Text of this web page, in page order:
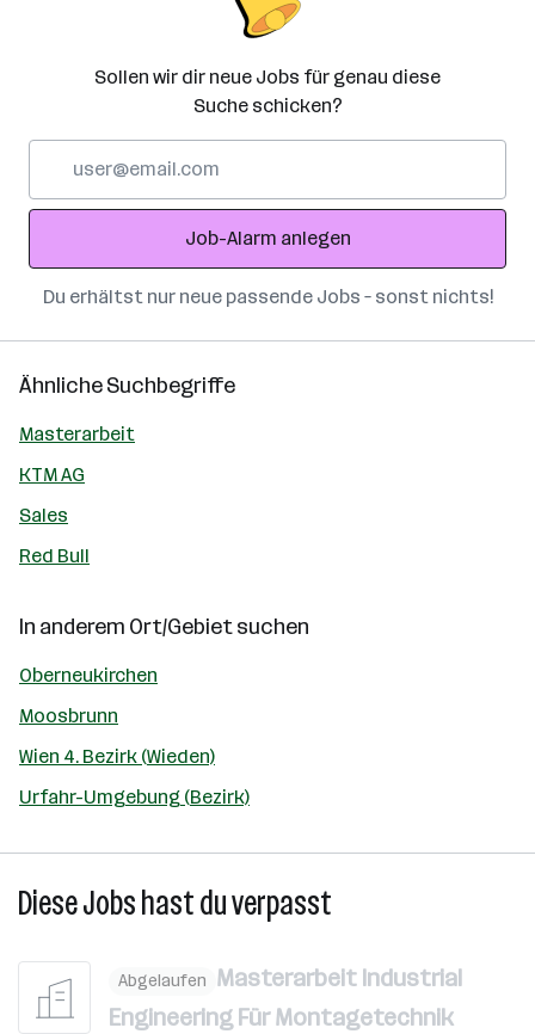
Sollen wir dir neue Jobs für genau diese
Suche schicken?
Adresse
Job-Alarm anlegen
Du erhältst nur neue passende Jobs – sonst nichts!
Ähnliche Suchbegriffe
Masterarbeit
KTM AG
Sales
Red Bull
In anderem Ort/Gebiet suchen
Oberneukirchen
Moosbrunn
Wien 4. Bezirk (Wieden)
Urfahr-Umgebung (Bezirk)
Diese Jobs hast du verpasst
Abgelaufen Masterarbeit Industrial
Engineering Für Montagetechnik